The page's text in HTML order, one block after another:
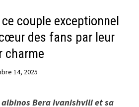
couple exceptionnel
des fans par leur
charme
14, 2025
Bera Ivanishvili et sa